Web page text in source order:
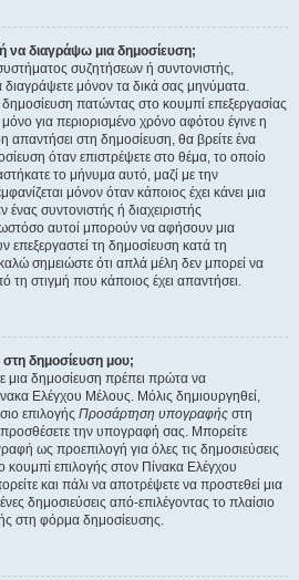
διαγράψω μια δημοσίευση;
συζητήσεων ή συντονιστής,
διαγράψετε μόνον τα δικά σας μηνύματα.
δημοσίευση πατώντας στο κουμπί επεξεργασίας
για περιορισμένο χρόνο αφότου έγινε η
απαντήσει στη δημοσίευση, θα βρείτε ένα
όταν επιστρέψετε στο θέμα, το οποίο
το μήνυμα αυτό, μαζί με την
μόνον όταν κάποιος έχει κάνει μια
συντονιστής ή διαχειριστής
αυτοί μπορούν να αφήσουν μια
επεξεργαστεί τη δημοσίευση κατά τη
σημειώστε ότι απλά μέλη δεν μπορεί να
τη στιγμή που κάποιος έχει απαντήσει.
δημοσίευση μου;
μια δημοσίευση πρέπει πρώτα να
Ελέγχου Μέλους. Μόλις δημιουργηθεί,
επιλογής Προσάρτηση υπογραφής στη
την υπογραφή σας. Μπορείτε
ως προεπιλογή για όλες τις δημοσιεύσεις
κουμπί επιλογής στον Πίνακα Ελέγχου
και πάλι να αποτρέψετε να προστεθεί μια
δημοσιεύσεις από-επιλέγοντας το πλαίσιο
στη φόρμα δημοσίευσης.